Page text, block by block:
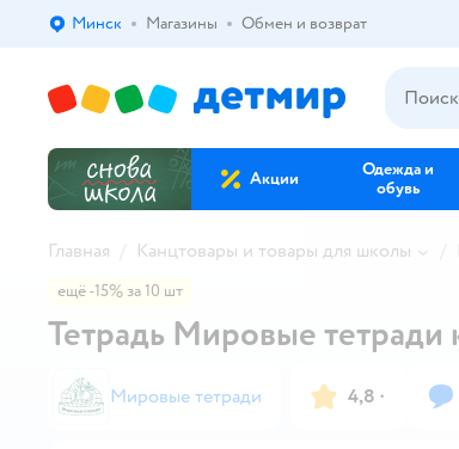
Выбор адреса доставки.
Минск Магазины Обмен и возврат
Акции
Одежда и
обувь
Главная Канцтовары и товары для школы
ещё -15% за 10 шт
Тетрадь Мировые тетради
Мировые тетради 4,8 ·